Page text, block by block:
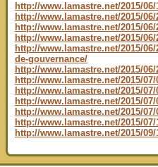
http://www.lamastre.net/2015/
http://www.lamastre.net/2015/
http://www.lamastre.net/2015/
http://www.lamastre.net/2015/
http://www.lamastre.net/2015/
de-gouvernance/
http://www.lamastre.net/2015/
http://www.lamastre.net/2015/
http://www.lamastre.net/2015/
http://www.lamastre.net/2015/
http://www.lamastre.net/2015/
http://www.lamastre.net/2015/
http://www.lamastre.net/2015/